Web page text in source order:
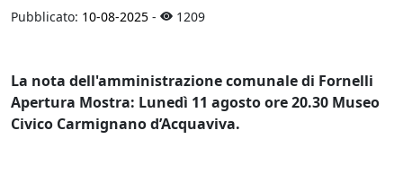
Pubblicato: 10-08-2025 - 1209
La nota dell'amministrazione comunale di Fornelli
Apertura Mostra: Lunedì 11 agosto ore 20.30 Museo
Civico Carmignano d’Acquaviva.